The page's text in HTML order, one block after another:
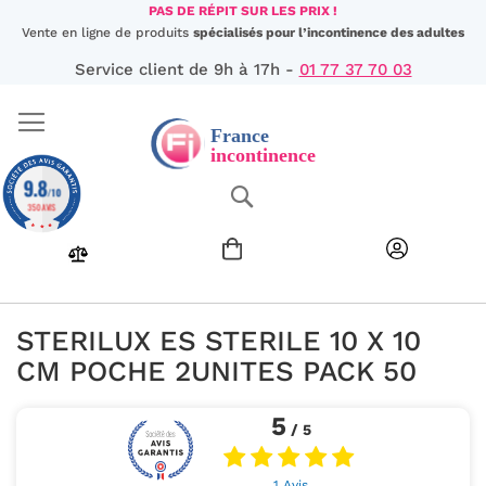
Aller
au
PAS DE RÉPIT SUR LES PRIX !
Vente en ligne de produits spécialisés pour l’incontinence des adultes
Service client de 9h à 17h - 01 77 37 70 03
STERILUX ES STERILE 10 X 10
CM POCHE 2UNITES PACK 50
5 / 5
9.8/10
350 AVIS